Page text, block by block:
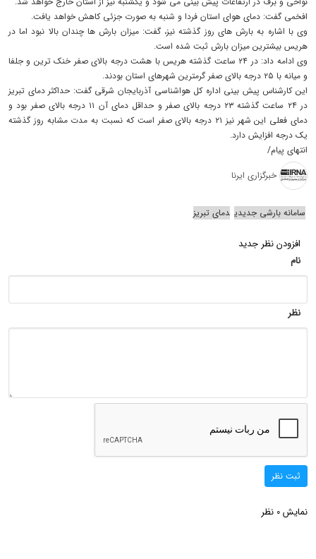
افخمی گفت: دمای هوای استان فردا و شنبه به صورت جزئی کاهش خواهد یافت.
وی با اشاره به بارش های روز گذشته نیز، گفت: میزان بارش ها چندان بالا نبود اما در
هریس بیشترین میزان بارش ثبت شده است.
وی ادامه داد: در ۲۴ ساعت گذشته هریس با هشت درجه بالای صفر خنک ترین و جلفا
و میانه با ۲۵ درجه بالای صفر گرمترین شهرهای استان بودند.
این کارشناس پیش بینی اداره کل هواشناسی آذربایجان شرقی گفت: حداکثر دمای تبریز
در ۲۴ ساعت گذشته ۲۳ درجه بالای صفر و حداقل دمای آن ۱۱ درجه بالای صفر بود و
دمای فعلی این شهر نیز ۲۱ درجه بالای صفر است که نسبت به مدت مشابه روز گذشته
یک درجه افزایش دارد.
انتهای پیام/
خبرگزاری ایرنا
سامانه بارشی جدیدی دمای تبریز
افزودن نظر جدید
نام
نظر
ثبت نظر
نمایش 0 نظر